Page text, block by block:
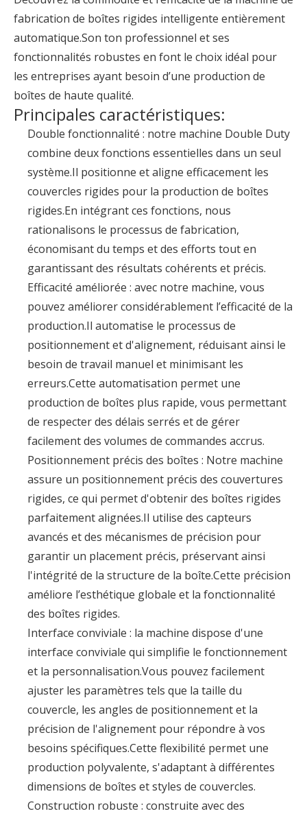
fabrication de boîtes rigides intelligente entièrement
automatique.Son ton professionnel et ses
fonctionnalités robustes en font le choix idéal pour
les entreprises ayant besoin d’une production de
boîtes de haute qualité.
Principales caractéristiques:
Double fonctionnalité : notre machine Double Duty
combine deux fonctions essentielles dans un seul
système.Il positionne et aligne efficacement les
couvercles rigides pour la production de boîtes
rigides.En intégrant ces fonctions, nous
rationalisons le processus de fabrication,
économisant du temps et des efforts tout en
garantissant des résultats cohérents et précis.
Efficacité améliorée : avec notre machine, vous
pouvez améliorer considérablement l’efficacité de la
production.Il automatise le processus de
positionnement et d'alignement, réduisant ainsi le
besoin de travail manuel et minimisant les
erreurs.Cette automatisation permet une
production de boîtes plus rapide, vous permettant
de respecter des délais serrés et de gérer
facilement des volumes de commandes accrus.
Positionnement précis des boîtes : Notre machine
assure un positionnement précis des couvertures
rigides, ce qui permet d'obtenir des boîtes rigides
parfaitement alignées.Il utilise des capteurs
avancés et des mécanismes de précision pour
garantir un placement précis, préservant ainsi
l'intégrité de la structure de la boîte.Cette précision
améliore l’esthétique globale et la fonctionnalité
des boîtes rigides.
Interface conviviale : la machine dispose d'une
interface conviviale qui simplifie le fonctionnement
et la personnalisation.Vous pouvez facilement
ajuster les paramètres tels que la taille du
couvercle, les angles de positionnement et la
précision de l'alignement pour répondre à vos
besoins spécifiques.Cette flexibilité permet une
production polyvalente, s'adaptant à différentes
dimensions de boîtes et styles de couvercles.
Construction robuste : construite avec des